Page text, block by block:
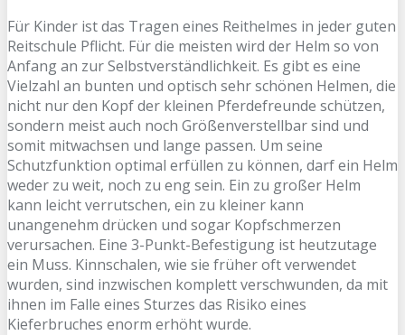
Für Kinder ist das Tragen eines Reithelmes in jeder guten
Reitschule Pflicht. Für die meisten wird der Helm so von
Anfang an zur Selbstverständlichkeit. Es gibt es eine
Vielzahl an bunten und optisch sehr schönen Helmen, die
nicht nur den Kopf der kleinen Pferdefreunde schützen,
sondern meist auch noch Größenverstellbar sind und
somit mitwachsen und lange passen. Um seine
Schutzfunktion optimal erfüllen zu können, darf ein Helm
weder zu weit, noch zu eng sein. Ein zu großer Helm
kann leicht verrutschen, ein zu kleiner kann
unangenehm drücken und sogar Kopfschmerzen
verursachen. Eine 3-Punkt-Befestigung ist heutzutage
ein Muss. Kinnschalen, wie sie früher oft verwendet
wurden, sind inzwischen komplett verschwunden, da mit
ihnen im Falle eines Sturzes das Risiko eines
Kieferbruches enorm erhöht wurde.